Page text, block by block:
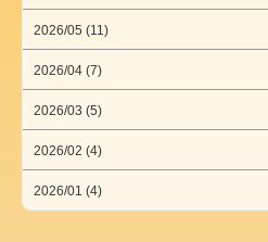
2026/05 (11)
2026/04 (7)
2026/03 (5)
2026/02 (4)
2026/01 (4)